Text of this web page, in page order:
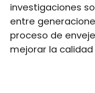
investigaciones
entre
proceso de
mejorar la